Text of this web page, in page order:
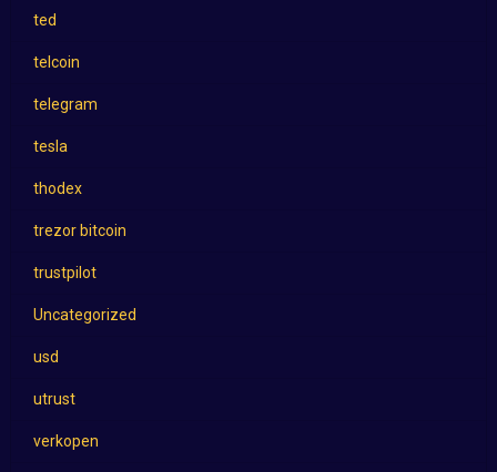
ted
telcoin
telegram
tesla
thodex
trezor bitcoin
trustpilot
Uncategorized
usd
utrust
verkopen